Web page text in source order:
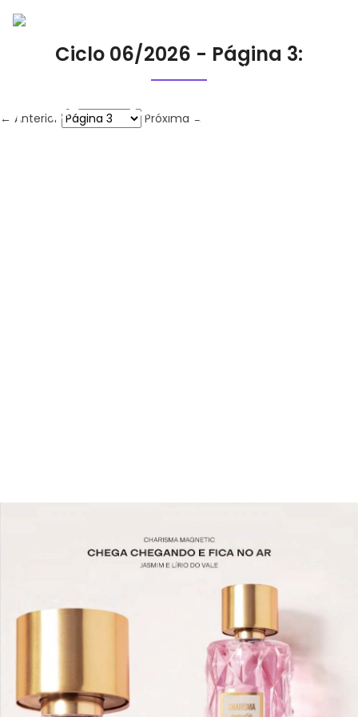
Ciclo 06/2026 - Página 3:
← Anterior Próxima →